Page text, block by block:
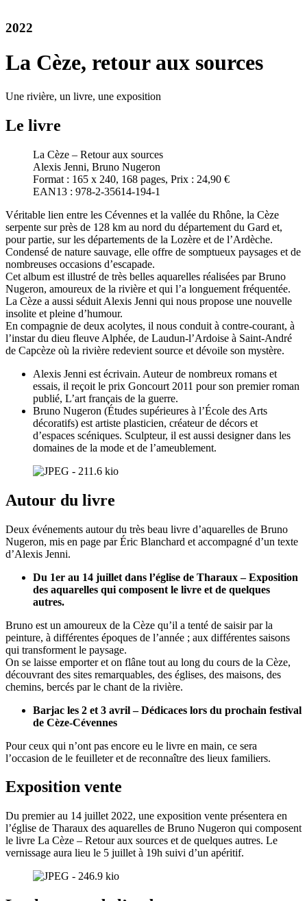
2022
La Cèze, retour aux sources
Une rivière, un livre, une exposition
Le livre
La Cèze – Retour aux sources
Alexis Jenni, Bruno Nugeron
Format : 165 x 240, 168 pages, Prix : 24,90 €
EAN13 : 978-2-35614-194-1
Véritable lien entre les Cévennes et la vallée du Rhône, la Cèze
serpente sur près de 128 km au nord du département du Gard et,
pour partie, sur les départements de la Lozère et de l’Ardèche.
Condensé de nature sauvage, elle offre de somptueux paysages et de
nombreuses occasions d’escapade.
Cet album est illustré de très belles aquarelles réalisées par Bruno
Nugeron, amoureux de la rivière et qui l’a longuement fréquentée.
La Cèze a aussi séduit Alexis Jenni qui nous propose une nouvelle
insolite et pleine d’humour.
En compagnie de deux acolytes, il nous conduit à contre-courant, à
l’instar du dieu fleuve Alphée, de Laudun-l’Ardoise à Saint-André
de Capcèze où la rivière redevient source et dévoile son mystère.
Alexis Jenni est écrivain. Auteur de nombreux romans et
essais, il reçoit le prix Goncourt 2011 pour son premier roman
publié, L’art français de la guerre.
Bruno Nugeron (Études supérieures à l’École des Arts
décoratifs) est artiste plasticien, créateur de décors et
d’espaces scéniques. Sculpteur, il est aussi designer dans les
domaines de la mode et de l’ameublement.
Autour du livre
Deux événements autour du très beau livre d’aquarelles de Bruno
Nugeron, mis en page par Éric Blanchard et accompagné d’un texte
d’Alexis Jenni.
Du 1er au 14 juillet dans l’église de Tharaux – Exposition
des aquarelles qui composent le livre et de quelques
autres.
Bruno est un amoureux de la Cèze qu’il a tenté de saisir par la
peinture, à différentes époques de l’année ; aux différentes saisons
qui transforment le paysage.
On se laisse emporter et on flâne tout au long du cours de la Cèze,
découvrant des sites remarquables, des églises, des maisons, des
chemins, bercés par le chant de la rivière.
Barjac les 2 et 3 avril – Dédicaces lors du prochain festival
de Cèze-Cévennes
Pour ceux qui n’ont pas encore eu le livre en main, ce sera
l’occasion de le feuilleter et de reconnaître des lieux familiers.
Exposition vente
Du premier au 14 juillet 2022, une exposition vente présentera en
l’église de Tharaux des aquarelles de Bruno Nugeron qui composent
le livre La Cèze – Retour aux sources et de quelques autres. Le
vernissage aura lieu le 5 juillet à 19h suivi d’un apéritif.